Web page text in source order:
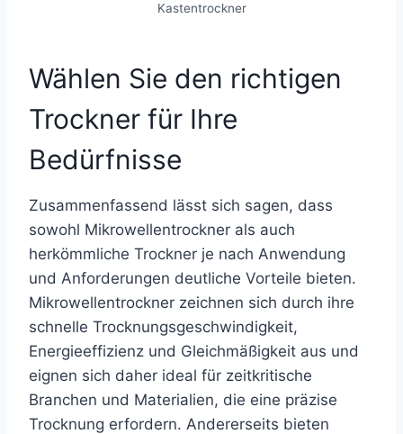
Kastentrockner
Wählen Sie den richtigen
Trockner für Ihre
Bedürfnisse
Zusammenfassend lässt sich sagen, dass
sowohl Mikrowellentrockner als auch
herkömmliche Trockner je nach Anwendung
und Anforderungen deutliche Vorteile bieten.
Mikrowellentrockner zeichnen sich durch ihre
schnelle Trocknungsgeschwindigkeit,
Energieeffizienz und Gleichmäßigkeit aus und
eignen sich daher ideal für zeitkritische
Branchen und Materialien, die eine präzise
Trocknung erfordern. Andererseits bieten